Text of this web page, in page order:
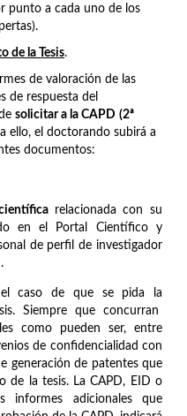
punto a cada uno de los
de la Tesis.
de valoración de las
de respuesta del
solicitar a la CAPD (2ª
ello, el doctorando subirá a
documentos:
relacionada con su
en el Portal Científico y
de perfil de investigador
.
caso de que se pida la
Siempre que concurran
como pueden ser, entre
de confidencialidad con
generación de patentes que
de la tesis. La CAPD, EID o
informes adicionales que